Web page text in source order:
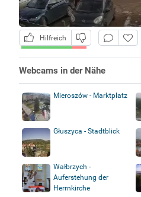
Hilfreich
Webcams in der Nähe
Mieroszów - Marktplatz
Głuszyca - Stadtblick
Wałbrzych -
Auferstehung der
Herrnkirche